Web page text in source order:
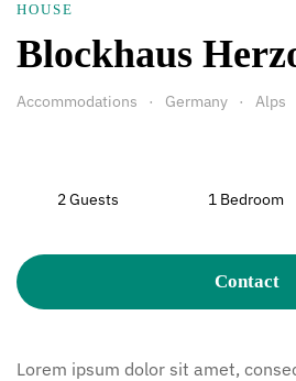
HOUSE
Blockhaus
Accommodations Germany Alps
2 Guests 1 Bedroom
Contact
Lorem ipsum dolor sit amet,